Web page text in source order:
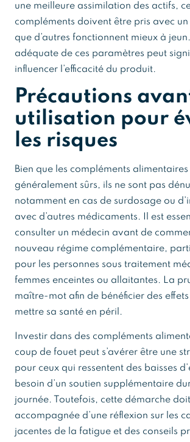
une meilleure assimilation des actifs,
compléments doivent être pris avec
que d’autres fonctionnent mieux à
adéquate de ces paramètres peut
influencer l’efficacité du produit.
Précautions
utilisation pour
les risques
Bien que les compléments
généralement sûrs, ils ne sont pas
notamment en cas de surdosage ou
avec d’autres médicaments. Il est
consulter un médecin avant de
nouveau régime complémentaire,
pour les personnes sous traitement
femmes enceintes ou allaitantes. La
maître-mot afin de bénéficier des
mettre sa santé en péril.
Investir dans des compléments
coup de fouet peut s’avérer être une
pour ceux qui ressentent des baisses
besoin d’un soutien supplémentaire
journée. Toutefois, cette démarche
accompagnée d’une réflexion sur les
jacentes de la fatigue et des conseils